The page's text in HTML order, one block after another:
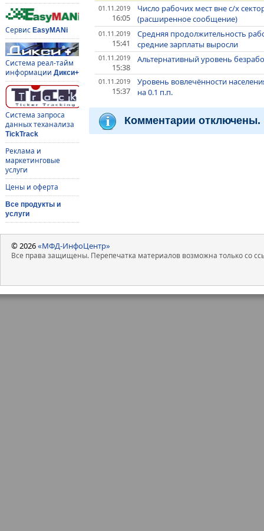
Сервис EasyMANi
Система реал-тайм
информации Дикси+
Система запроса
данных теханализа
TickTrack
Реклама и
маркетинговые
услуги
Цены и оферта
Все продукты и
услуги
01.11.2019
16:05
Число рабочих мест вне с/х
(расширенное сообщение)
01.11.2019
15:41
Средняя продолжительность
средние зарплаты выросли
01.11.2019
15:38
Альтернативный уровень
01.11.2019
15:37
Уровень вовлечённости
на 0.1 п.п.
Комментарии отключены.
© 2026«МФД-ИнфоЦентр»
Все права защищены. Перепечатка материалов возможна только со